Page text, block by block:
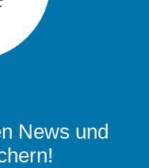
News und